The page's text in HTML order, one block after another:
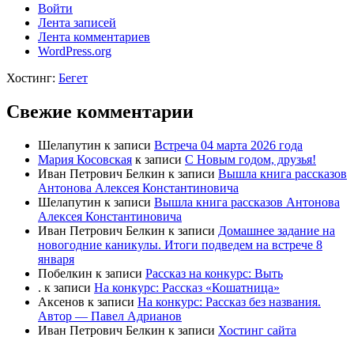
Войти
Лента записей
Лента комментариев
WordPress.org
Хостинг: Бегет
Свежие комментарии
Шелапутин к записи Встреча 04 марта 2026 года
Мария Косовская к записи С Новым годом, друзья!
Иван Петрович Белкин к записи Вышла книга рассказов
Антонова Алексея Константиновича
Шелапутин к записи Вышла книга рассказов Антонова
Алексея Константиновича
Иван Петрович Белкин к записи Домашнее задание на
новогодние каникулы. Итоги подведем на встрече 8
января
Побелкин к записи Рассказ на конкурс: Выть
. к записи На конкурс: Рассказ «Кошатница»
Аксенов к записи На конкурс: Рассказ без названия.
Автор — Павел Адрианов
Иван Петрович Белкин к записи Хостинг сайта